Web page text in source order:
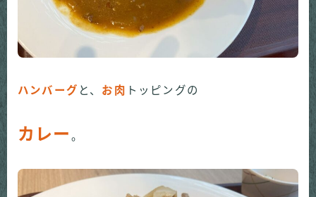
ハンバーグ と、 お肉 トッピングの
カレー 。